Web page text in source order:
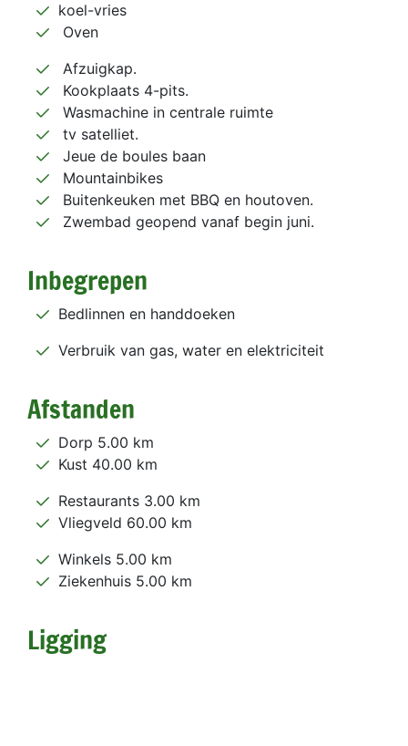
koel-vries
Oven
Afzuigkap.
Kookplaats 4-pits.
Wasmachine in centrale ruimte
tv satelliet.
Jeue de boules baan
Mountainbikes
Buitenkeuken met BBQ en houtoven.
Zwembad geopend vanaf begin juni.
Inbegrepen
Bedlinnen en handdoeken
Verbruik van gas, water en elektriciteit
Afstanden
Dorp 5.00 km
Kust 40.00 km
Restaurants 3.00 km
Vliegveld 60.00 km
Winkels 5.00 km
Ziekenhuis 5.00 km
Ligging